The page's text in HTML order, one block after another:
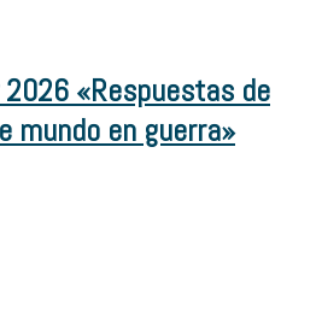
«Respuestas de
mundo en guerra»